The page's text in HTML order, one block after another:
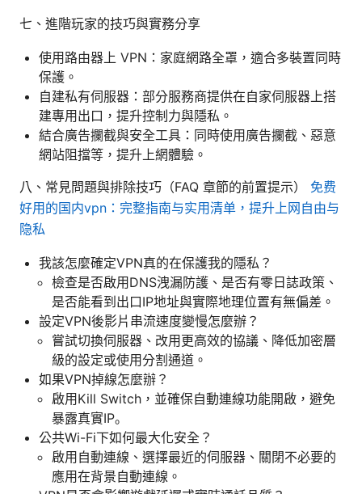
七、進階玩家的技巧與實務分享
使用路由器上 VPN：家庭網路全罩，適合多裝置同時
保護。
自建私有伺服器：部分服務商提供在自家伺服器上搭
建專用出口，提升控制力與隱私。
結合廣告攔截與安全工具：同時使用廣告攔截、惡意
網站阻擋等，提升上網體驗。
八、常見問題與排除技巧（FAQ 章節的前置提示） 免费
好用的国内vpn：完整指南与实用清单，提升上网自由与
隐私
我該怎麼確定VPN真的在保護我的隱私？
檢查是否啟用DNS洩漏防護、是否有零日誌政策、
是否能看到出口IP地址與實際地理位置有無偏差。
設定VPN後影片串流速度變慢怎麼辦？
嘗試切換伺服器、改用更高效的協議、降低加密層
級的設定或使用分割通道。
如果VPN掉線怎麼辦？
啟用Kill Switch，並確保自動連線功能開啟，避免
暴露真實IP。
公共Wi-Fi下如何最大化安全？
啟用自動連線、選擇最近的伺服器、關閉不必要的
應用在背景自動連線。